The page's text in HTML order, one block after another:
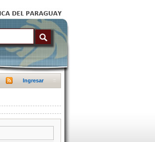
Ingresar